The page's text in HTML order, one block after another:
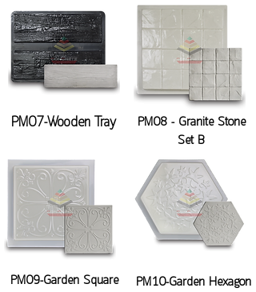
PM07-Wooden Tray
PM09-Garden Square
PM08 - Granite Stone
Set B
PM10-Garden Hexagon